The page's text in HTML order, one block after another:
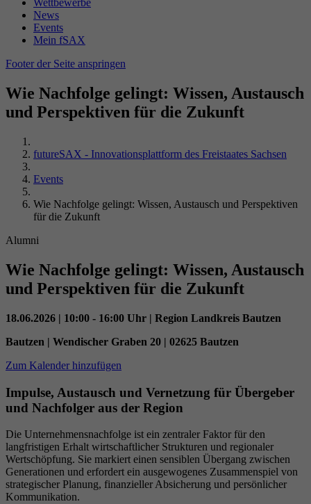
Wettbewerbe
News
Events
Mein fSAX
Footer der Seite anspringen
Wie Nachfolge gelingt: Wissen, Austausch
und Perspektiven für die Zukunft
futureSAX - Innovationsplattform des Freistaates Sachsen
Events
Wie Nachfolge gelingt: Wissen, Austausch und Perspektiven
für die Zukunft
Alumni
Wie Nachfolge gelingt: Wissen, Austausch
und Perspektiven für die Zukunft
18.06.2026 | 10:00 - 16:00 Uhr | Region Landkreis Bautzen
Bautzen | Wendischer Graben 20 | 02625 Bautzen
Zum Kalender hinzufügen
Impulse, Austausch und Vernetzung für Übergeber
und Nachfolger aus der Region
Die Unternehmensnachfolge ist ein zentraler Faktor für den
langfristigen Erhalt wirtschaftlicher Strukturen und regionaler
Wertschöpfung. Sie markiert einen sensiblen Übergang zwischen
Generationen und erfordert ein ausgewogenes Zusammenspiel von
strategischer Planung, finanzieller Absicherung und persönlicher
Kommunikation.
Laufzeit
Zweck
aktuellen Sessiondaten des Nutzers abgelegt
Anbieter
Laufzeit 24 Stunden
Enthält eine zufallsgenerierte User-ID. Anhand
dieser ID kann Google Analytics
Besuchen zusammenführen.
Anbieter YouTube (Google)
Laufzeit 179 Tage
Zweck
Versucht, die Benutzerbandbreite auf Seiten
mit integrierten YouTube-Videos zu schätzen.
Name VISITOR_PRIVACY_METADATA
Anbieter
Laufzeit 6 Monate
Datenschutzeinstellungen der Nutzer auf der
Name YSC
Anbieter YouTube (Google)
Laufzeit Sitzungsende
Registriert eine eindeutige ID, um Statistiken